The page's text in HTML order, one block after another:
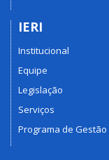
IERI
Institucional
Equipe
Legislação
Serviços
Programa de Gestão